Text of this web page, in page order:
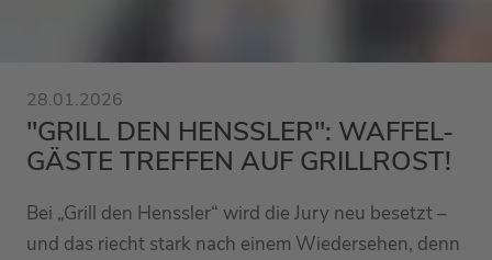
28.01.2026
"GRILL DEN HENSSLER": WAFFEL-
GÄSTE TREFFEN AUF GRILLROST!
Bei „Grill den Henssler“ wird die Jury neu besetzt –
und das riecht stark nach einem Wiedersehen, denn